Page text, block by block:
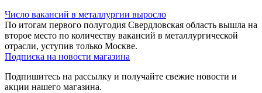
Число вакансий в металлургии выросло
По итогам первого полугодия Свердловская область вышла на
второе место по количеству вакансий в металлургической
отрасли, уступив только Москве.
Подписка на новости магазина
Подпишитесь на рассылку и получайте свежие новости и
акции нашего магазина.